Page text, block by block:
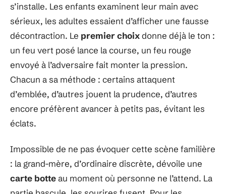
s’installe. Les enfants examinent leur main avec
sérieux, les adultes essaient d’afficher une fausse
décontraction. Le premier choixdonne déjà le ton :
un feu vert posé lance la course, un feu rouge
envoyé à l’adversaire fait monter la pression.
Chacun a sa méthode : certains attaquent
d’emblée, d’autres jouent la prudence, d’autres
encore préfèrent avancer à petits pas, évitant les
éclats.
Impossible de ne pas évoquer cette scène familière
: la grand-mère, d’ordinaire discrète, dévoile une
carte botteau moment où personne ne l’attend. La